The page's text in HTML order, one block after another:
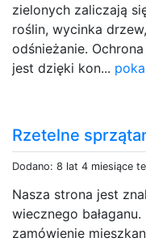
zielonych zaliczają
roślin, wycinka
odśnieżanie.
jest dzięki kon...
Rzetelne
Dodano: 8 lat 4 miesiące
Nasza strona jest
wiecznego
zamówienie